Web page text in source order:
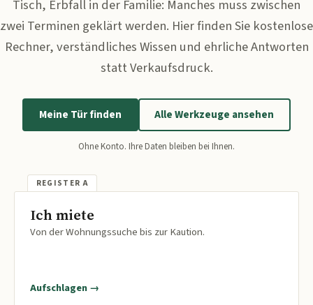
Tisch, Erbfall in der Familie: Manches muss zwischen
zwei Terminen geklärt werden. Hier finden Sie kostenlose
Rechner, verständliches Wissen und ehrliche Antworten
statt Verkaufsdruck.
Meine Tür finden Alle Werkzeuge ansehen
Ohne Konto. Ihre Daten bleiben bei Ihnen.
Ich miete
Von der Wohnungssuche bis zur Kaution.
Aufschlagen →